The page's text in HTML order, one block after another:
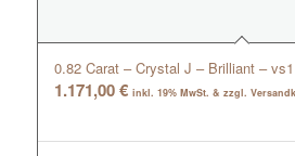
0.82 Carat – Crystal J – Brilliant – vs1
1.171,00€ inkl. 19% MwSt. & zzgl.